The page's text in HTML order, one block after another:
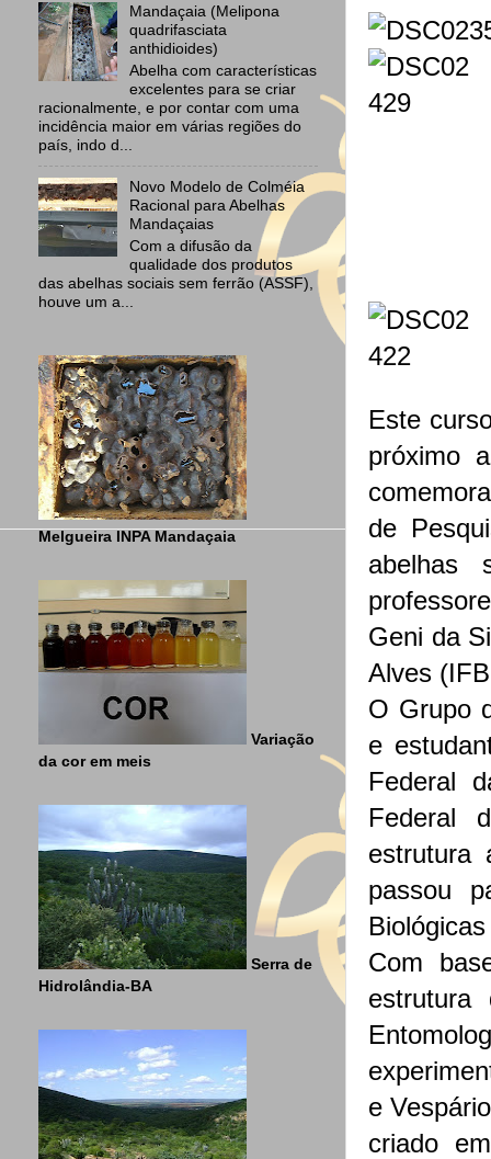
Este
próximo
de
abelhas
Geni da
Alves
O Grupo
e
Federal
Federal
estrutura
passou
Com
e
criado
Mandaçaia (Melipona
quadrifasciata
anthidioides)
Abelha com características
excelentes para se criar
racionalmente, e por contar com uma
incidência maior em várias regiões do
país, indo d...
Novo Modelo de Colméia
Racional para Abelhas
Mandaçaias
Com a difusão da
qualidade dos produtos
das abelhas sociais sem ferrão (ASSF),
houve um a...
Melgueira INPA Mandaçaia
Variação
da cor em meis
Serra de
Hidrolândia-BA